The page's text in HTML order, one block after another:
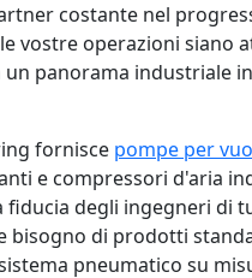
costante nel
vostre operazioni siano
un panorama industriale
fornisce pompe per
e compressori d'aria
fiducia degli ingegneri di
bisogno di prodotti
pneumatico su